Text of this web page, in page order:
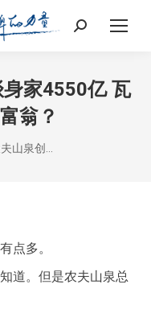
Search:
家4550亿 瓦
翁？
山泉创…
点多。
道。但是农夫山泉总